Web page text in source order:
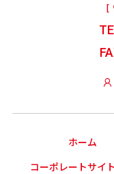
[
ホーム
コーポレートサイ